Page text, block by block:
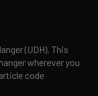
(UDH). This
wherever you
code